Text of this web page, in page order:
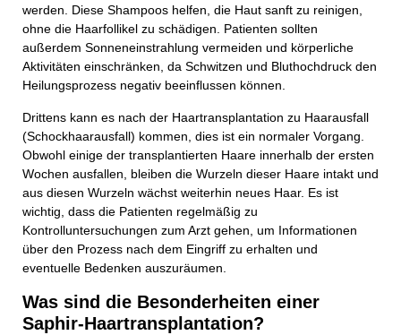
werden. Diese Shampoos helfen, die Haut sanft zu reinigen,
ohne die Haarfollikel zu schädigen. Patienten sollten
außerdem Sonneneinstrahlung vermeiden und körperliche
Aktivitäten einschränken, da Schwitzen und Bluthochdruck den
Heilungsprozess negativ beeinflussen können.
Drittens kann es nach der Haartransplantation zu Haarausfall
(Schockhaarausfall) kommen, dies ist ein normaler Vorgang.
Obwohl einige der transplantierten Haare innerhalb der ersten
Wochen ausfallen, bleiben die Wurzeln dieser Haare intakt und
aus diesen Wurzeln wächst weiterhin neues Haar. Es ist
wichtig, dass die Patienten regelmäßig zu
Kontrolluntersuchungen zum Arzt gehen, um Informationen
über den Prozess nach dem Eingriff zu erhalten und
eventuelle Bedenken auszuräumen.
Was sind die Besonderheiten einer
Saphir-Haartransplantation?